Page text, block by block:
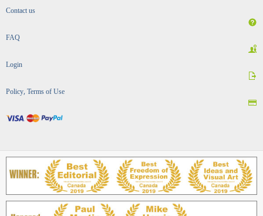
Contact us
FAQ
Login
Policy, Terms of Use